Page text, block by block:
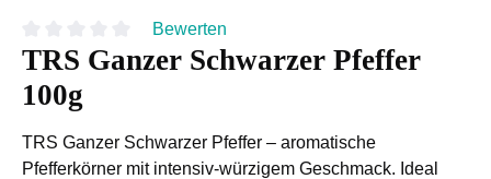
Durchschnittliche Bewertung von 0 von 5 Sternen
Bewerten
TRS Ganzer Schwarzer Pfeffer
100g
TRS Ganzer Schwarzer Pfeffer – aromatische
Pfefferkörner mit intensiv-würzigem Geschmack. Ideal